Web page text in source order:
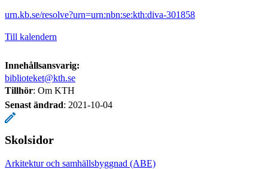
urn.kb.se/resolve?urn=urn:nbn:se:kth:diva-301858
Till kalendern
Innehållsansvarig:
biblioteket@kth.se
Tillhör: Om KTH
Senast ändrad: 2021-10-04
Skolsidor
Arkitektur och samhällsbyggnad (ABE)